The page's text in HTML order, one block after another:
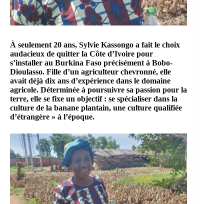
À seulement 20 ans, Sylvie Kassongo a fait le choix
audacieux de quitter la Côte d’Ivoire pour
s’installer au Burkina Faso précisément à Bobo-
Dioulasso. Fille d’un agriculteur chevronné, elle
avait déjà dix ans d’expérience dans le domaine
agricole. Déterminée à poursuivre sa passion pour la
terre, elle se fixe un objectif : se spécialiser dans la
culture de la banane plantain, une culture qualifiée
d’étrangère » à l’époque.